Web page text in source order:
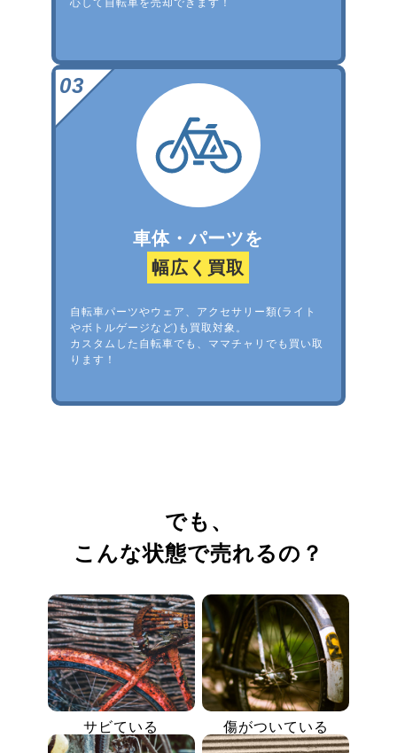
心して自転車を売却できます！
車体・パーツを
幅広く買取
自転車パーツやウェア、アクセサリー類(ライト
やボトルゲージなど)も買取対象。
カスタムした自転車でも、ママチャリでも買い取
ります！
でも、
こんな状態で売れるの？
サビている 傷がついている